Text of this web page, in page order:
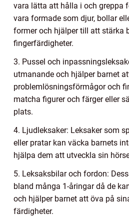
vara lätta att hålla i och greppa
vara formade som djur, bollar
former och hjälper till att stärka
fingerfärdigheter.
3. Pussel och
utmanande och hjälper barnet
problemlösningsförmågor och
matcha figurer och färger eller
plats.
4. Ljudleksaker: Leksaker som
eller pratar kan väcka barnets
hjälpa dem att utveckla sin
5. Leksaksbilar och fordon:
bland många 1-åringar då de
och hjälper barnet att öva på
färdigheter.